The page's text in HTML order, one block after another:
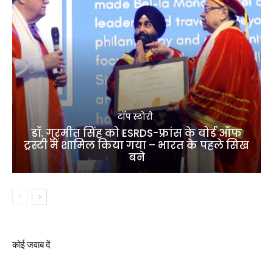
टॉप स्टोरी
डॉ. गुरमीत सिंह को ESRDS-फ्रांस के बोर्ड ऑफ
ट्रस्टी में शामिल किया गया – भारत के पहले सिख
बने
कोई जवाब दें